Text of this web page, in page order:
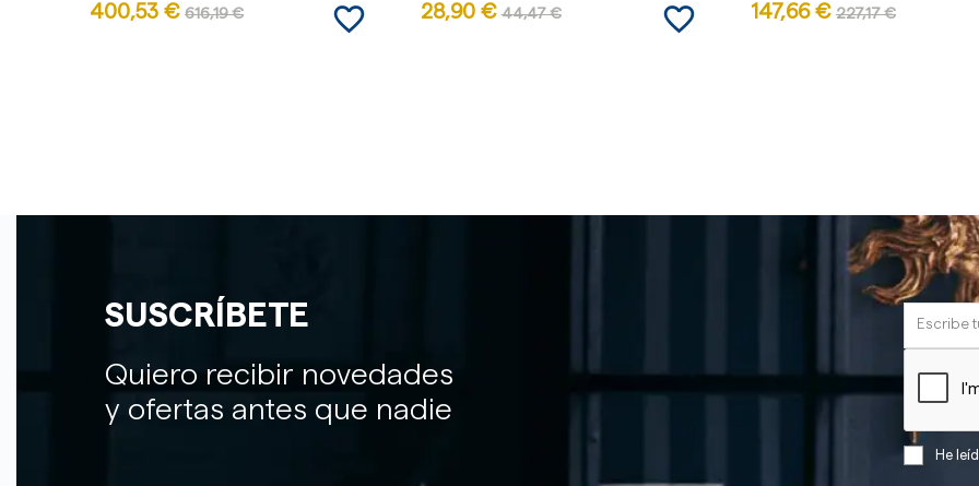
400,53 € 616,19 € favorite_border 28,90 € 44,47 € favorite_border 147,66 € 227,17 €
SUSCRÍBETE
Quiero recibir novedades
y ofertas antes que nadie
He